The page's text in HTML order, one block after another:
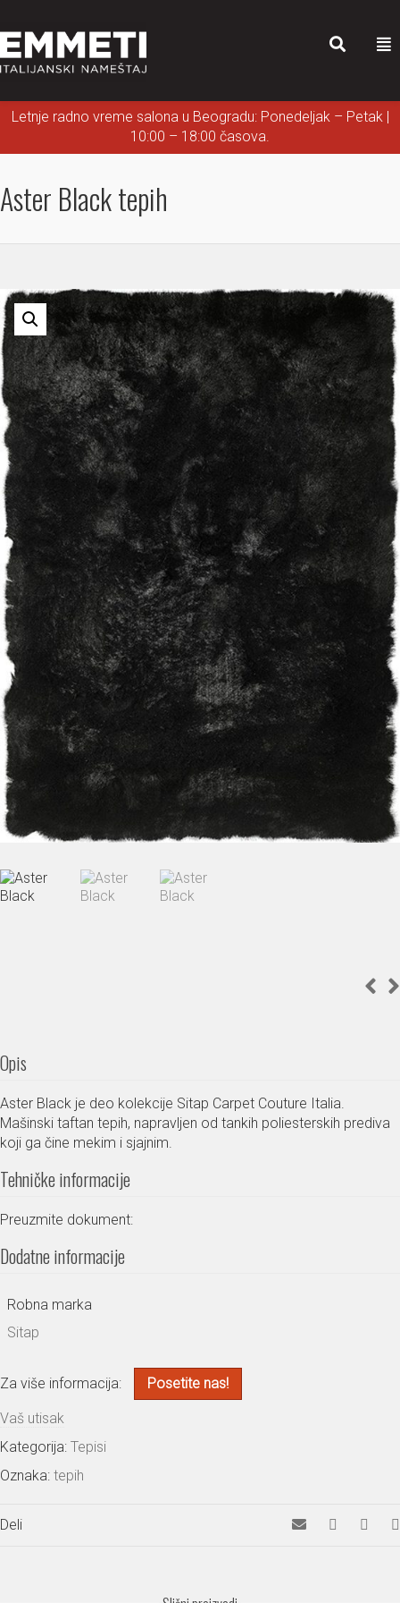
Letnje radno vreme salona u Beogradu: Ponedeljak – Petak |
10:00 – 18:00 časova.
Aster Black tepih
Opis
Aster Black je deo kolekcije Sitap Carpet Couture Italia.
Mašinski taftan tepih, napravljen od tankih poliesterskih prediva
koji ga čine mekim i sjajnim.
Tehničke informacije
Preuzmite dokument:
Dodatne informacije
Robna marka
Sitap
Za više informacija: Posetite nas!
Vaš utisak
Kategorija: Tepisi
Oznaka: tepih
Deli